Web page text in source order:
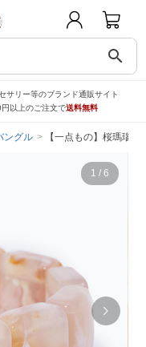
search
サリー等のブランド通販サイト
以上のご注文で送料無料
ングル 【一点もの】桜瑪瑙バ
1 / 6